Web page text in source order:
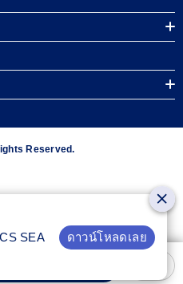
Reserved.
sides of the ASICS® shoes is a
SEA
ดาวน์โหลดเลย